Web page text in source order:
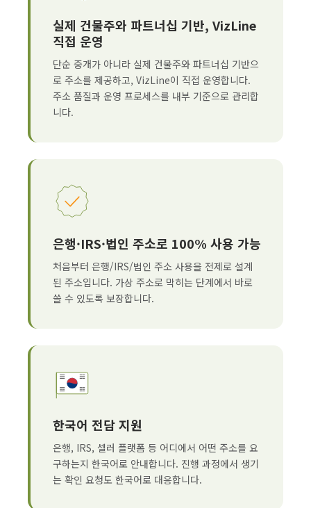
실제 건물주와 파트너십 기반, VizLine
직접 운영
단순 중개가 아니라 실제 건물주와 파트너십 기반으
로 주소를 제공하고, VizLine이 직접 운영합니다.
주소 품질과 운영 프로세스를 내부 기준으로 관리합
니다.
은행·IRS·법인 주소로 100% 사용 가능
처음부터 은행/IRS/법인 주소 사용을 전제로 설계
된 주소입니다. 가상 주소로 막히는 단계에서 바로
쓸 수 있도록 보장합니다.
한국어 전담 지원
은행, IRS, 셀러 플랫폼 등 어디에서 어떤 주소를 요
구하는지 한국어로 안내합니다. 진행 과정에서 생기
는 확인 요청도 한국어로 대응합니다.